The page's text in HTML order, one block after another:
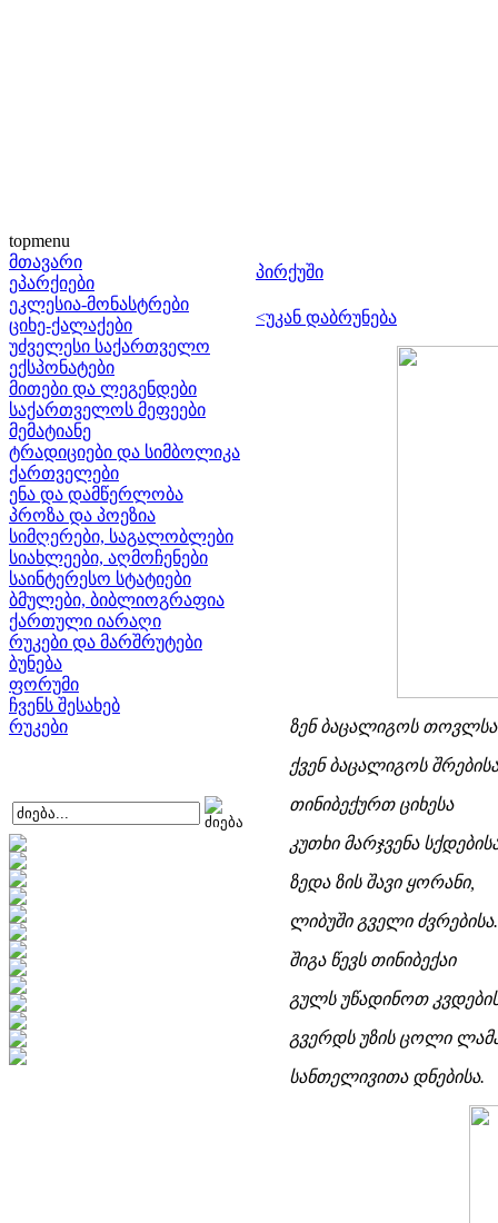
topmenu
მთავარი
ეპარქიები
ეკლესია-მონასტრები
ციხე-ქალაქები
უძველესი საქართველო
ექსპონატები
მითები და ლეგენდები
საქართველოს მეფეები
მემატიანე
ტრადიციები და სიმბოლიკა
ქართველები
ენა და დამწერლობა
პროზა და პოეზია
სიმღერები, საგალობლები
სიახლეები, აღმოჩენები
საინტერესო სტატიები
ბმულები, ბიბლიოგრაფია
ქართული იარაღი
რუკები და მარშრუტები
ბუნება
ფორუმი
ჩვენს შესახებ
რუკები
პირქუში
<უკან დაბრუნება
ზენ ბაცალიგოს
ქვენ ბაცალიგოს
თინიბექურთ ციხესა
კუთხი მარჯვენა
ზედა ზის შავი ყორანი,
ლიბუში გველი ძვრებისა.
შიგა წევს თინიბექაი
გულს უწადინოთ
გვერდს უზის ცოლი
სანთელივითა დნებისა.